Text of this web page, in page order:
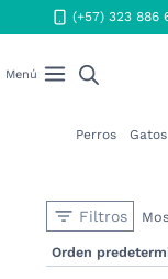
al
(+57) 323 886
Menú
Perros Gatos
Filtros